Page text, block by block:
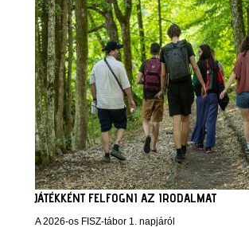
JÁTÉKKÉNT FELFOGNI AZ IRODALMAT
A 2026-os FISZ-tábor 1. napjáról